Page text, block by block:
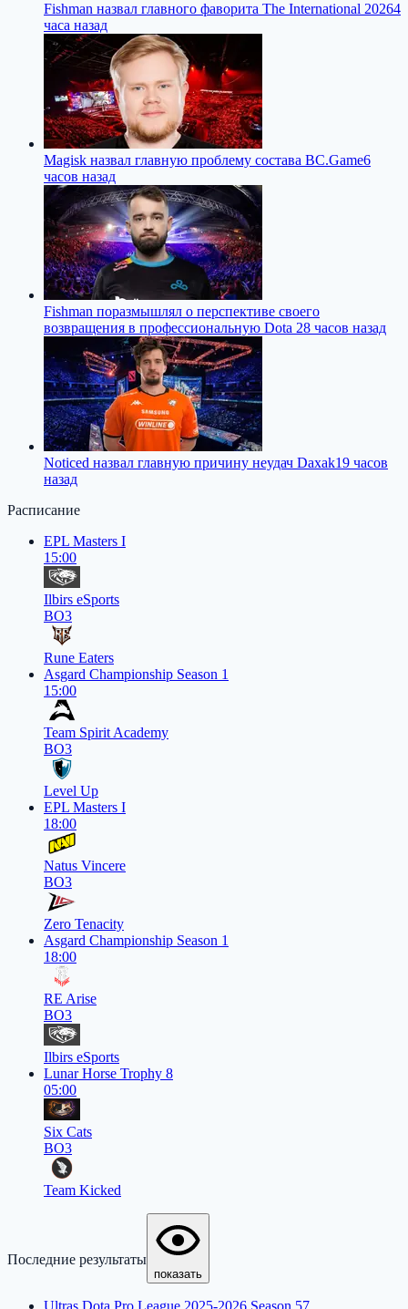
Fishman назвал главного фаворита The International 20264
часа назад
Magisk назвал главную проблему состава BC.Game6
часов назад
Fishman поразмышлял о перспективе своего
возвращения в профессиональную Dota 28 часов назад
Noticed назвал главную причину неудач Daxak19 часов
назад
Расписание
EPL Masters I
15:00
Ilbirs eSports
BO3
Rune Eaters
Asgard Championship Season 1
15:00
Team Spirit Academy
BO3
Level Up
EPL Masters I
18:00
Natus Vincere
BO3
Zero Tenacity
Asgard Championship Season 1
18:00
RE Arise
BO3
Ilbirs eSports
Lunar Horse Trophy 8
05:00
Six Cats
BO3
Team Kicked
Последние результаты
показать